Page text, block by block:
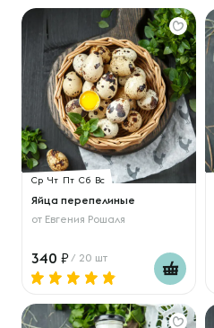
Ср Чт Пт Сб Вс
Яйца перепелиные
от Евгения Рошаля
340 / 20 шт